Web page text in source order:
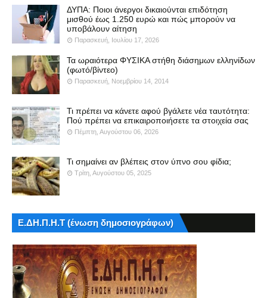
ΔΥΠΑ: Ποιοι άνεργοι δικαιούνται επιδότηση
μισθού έως 1.250 ευρώ και πώς μπορούν να
υποβάλουν αίτηση
Παρασκευή, Ιουλίου 17, 2026
Τα ωραιότερα ΦΥΣΙΚΑ στήθη διάσημων ελληνίδων
(φωτό/βίντεο)
Παρασκευή, Νοεμβρίου 14, 2014
Τι πρέπει να κάνετε αφού βγάλετε νέα ταυτότητα:
Πού πρέπει να επικαιροποιήσετε τα στοιχεία σας
Πέμπτη, Αυγούστου 06, 2026
Τι σημαίνει αν βλέπεις στον ύπνο σου φίδια;
Τρίτη, Αυγούστου 05, 2025
Ε.ΔΗ.Π.Η.Τ (ένωση δημοσιογράφων)